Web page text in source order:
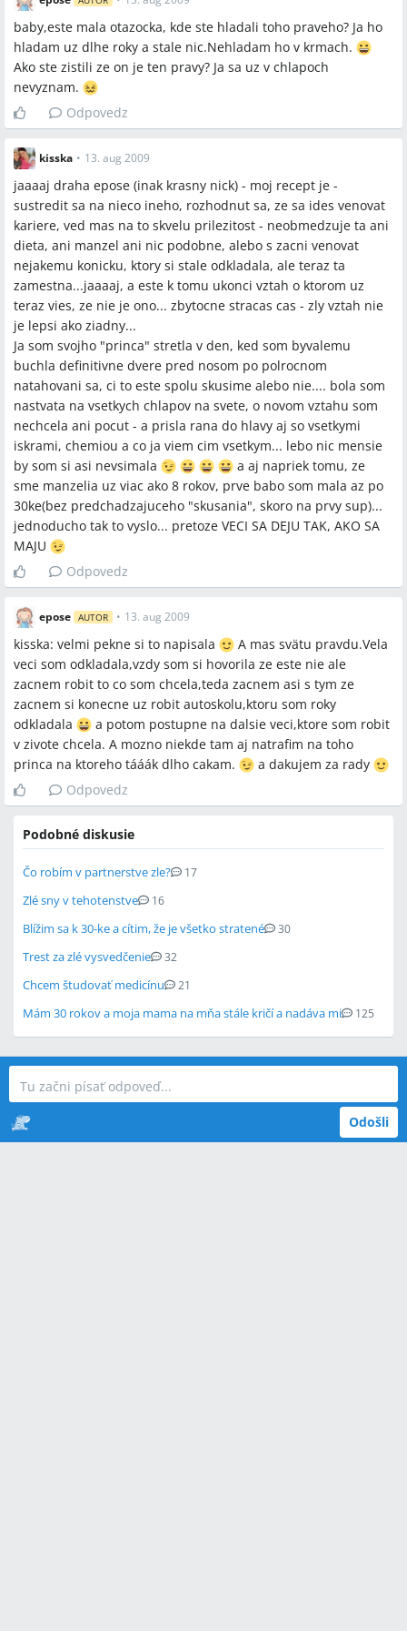
baby,este mala otazocka, kde ste hladali toho praveho? Ja ho
hladam uz dlhe roky a stale nic.Nehladam ho v krmach.
Ako ste zistili ze on je ten pravy? Ja sa uz v chlapoch
nevyznam.
Odpovedz
kisska • 13. aug 2009
jaaaaj draha epose (inak krasny nick) - moj recept je -
sustredit sa na nieco ineho, rozhodnut sa, ze sa ides venovat
kariere, ved mas na to skvelu prilezitost - neobmedzuje ta ani
dieta, ani manzel ani nic podobne, alebo s zacni venovat
nejakemu konicku, ktory si stale odkladala, ale teraz ta
zamestna...jaaaaj, a este k tomu ukonci vztah o ktorom uz
teraz vies, ze nie je ono... zbytocne stracas cas - zly vztah nie
je lepsi ako ziadny...
Ja som svojho "princa" stretla v den, ked som byvalemu
buchla definitivne dvere pred nosom po polrocnom
natahovani sa, ci to este spolu skusime alebo nie.... bola som
nastvata na vsetkych chlapov na svete, o novom vztahu som
nechcela ani pocut - a prisla rana do hlavy aj so vsetkymi
iskrami, chemiou a co ja viem cim vsetkym... lebo nic mensie
by som si asi nevsimala
a aj napriek tomu, ze
sme manzelia uz viac ako 8 rokov, prve babo som mala az po
30ke(bez predchadzajuceho "skusania", skoro na prvy sup)...
jednoducho tak to vyslo... pretoze VECI SA DEJU TAK, AKO SA
MAJU
Odpovedz
epose AUTOR • 13. aug 2009
kisska: velmi pekne si to napisala
A mas svätu pravdu.Vela
veci som odkladala,vzdy som si hovorila ze este nie ale
zacnem robit to co som chcela,teda zacnem asi s tym ze
zacnem si konecne uz robit autoskolu,ktoru som roky
odkladala
a potom postupne na dalsie veci,ktore som robit
v zivote chcela. A mozno niekde tam aj natrafim na toho
princa na ktoreho tááák dlho cakam.
a dakujem za rady
Odpovedz
Podobné diskusie
Čo robím v partnerstve zle? 17
Zlé sny v tehotenstve 16
Blížim sa k 30-ke a cítim, že je všetko stratené 30
Trest za zlé vysvedčenie 32
Chcem študovať medicínu 21
Mám 30 rokov a moja mama na mňa stále kričí a nadáva mi 125
Odošli